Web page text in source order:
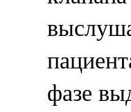
фазе